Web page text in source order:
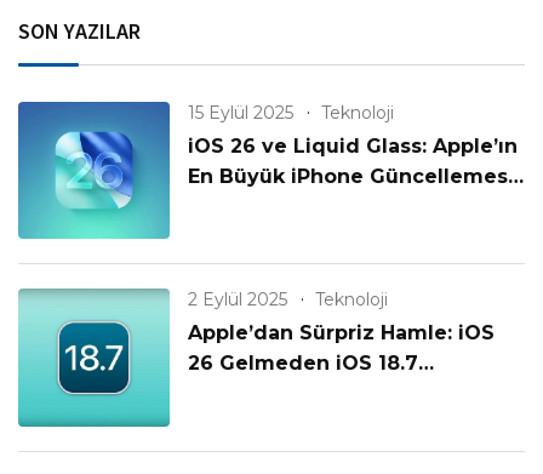
SON YAZILAR
15 Eylül 2025 Teknoloji
iOS 26 ve Liquid Glass: Apple’ın
En Büyük iPhone Güncellemesi
2 Eylül 2025 Teknoloji
Apple’dan Sürpriz Hamle: iOS
26 Gelmeden iOS 18.7